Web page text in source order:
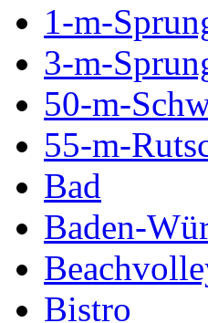
1-m-
3-m-
50-m-
55-m-
Bad
Baden-
Bistro